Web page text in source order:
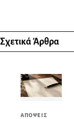
Σχετικά Άρθρα
ΑΠΟΨΕΙΣ